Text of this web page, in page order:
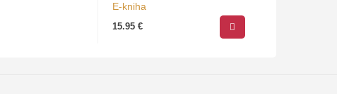
E-kniha
15.95€